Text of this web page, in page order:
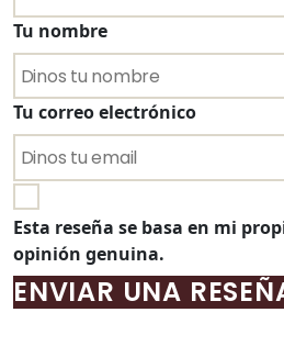
Tu nombre
Tu correo electrónico
Esta reseña se basa en mi
opinión genuina.
ENVIAR UNA